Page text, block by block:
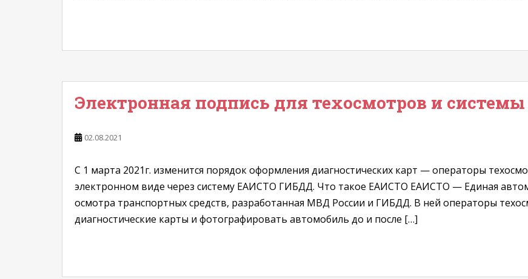
Электронная подпись для техосмотров и
02.08.2021
С 1 марта 2021г. изменится порядок оформления диагностических карт — операторы
электронном виде через систему ЕАИСТО ГИБДД. Что такое ЕАИСТО ЕАИСТО — Единая
осмотра транспортных средств, разработанная МВД России и ГИБДД. В ней операторы
диагностические карты и фотографировать автомобиль до и после […]